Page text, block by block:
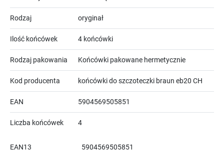
Rodzaj oryginał
Ilość końcówek 4 końcówki
Rodzaj pakowania Końcówki pakowane hermetycznie
Kod producenta końcówki do szczoteczki braun eb20 CH
EAN 5904569505851
Liczba końcówek 4
EAN13 5904569505851